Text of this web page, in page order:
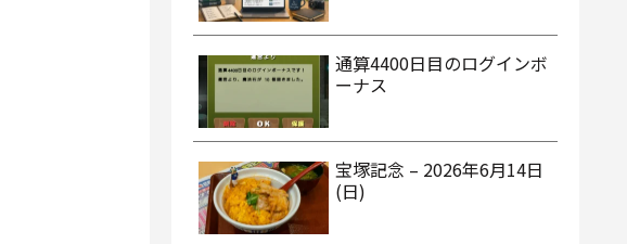
通算4400日目のログインボ
ーナス
宝塚記念 – 2026年6月14日
(日)